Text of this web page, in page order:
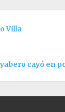
Villa
cayó en